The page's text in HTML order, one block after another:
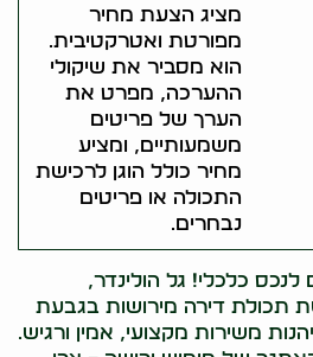
מציג הצעת מחיר
מפורטת ואטרקטיבית.
הוא מסביר את שיקולי
ההערכה, מפרט את
הערך של פריטים
משמעותיים, ומציע
מחיר כולל הוגן לרכישת
התכולה או פריטים
נבחרים.
כלכלי! גל הולינדר,
תכולת דירה מירושות בגבעת
משירות מקצועי, אמין ורגיש.